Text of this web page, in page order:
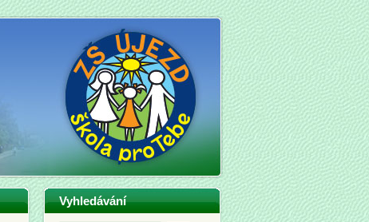
Vyhledávání